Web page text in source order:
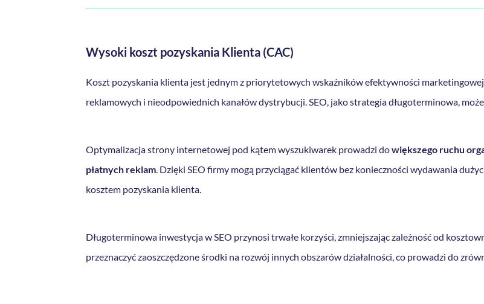
Wysoki koszt pozyskania Klienta (CAC)
Koszt pozyskania klienta jest jednym z priorytetowych wskaźników efektywności
reklamowych i nieodpowiednich kanałów dystrybucji. SEO, jako strategia długoterminowa,
Optymalizacja strony internetowej pod kątem wyszukiwarek prowadzi dowiększego ruchu
płatnych reklam. Dzięki SEO firmy mogą przyciągać klientów bez konieczności wydawania
kosztem pozyskania klienta.
Długoterminowa inwestycja w SEO przynosi trwałe korzyści, zmniejszając zależność od
przeznaczyć zaoszczędzone środki na rozwój innych obszarów działalności, co prowadzi do